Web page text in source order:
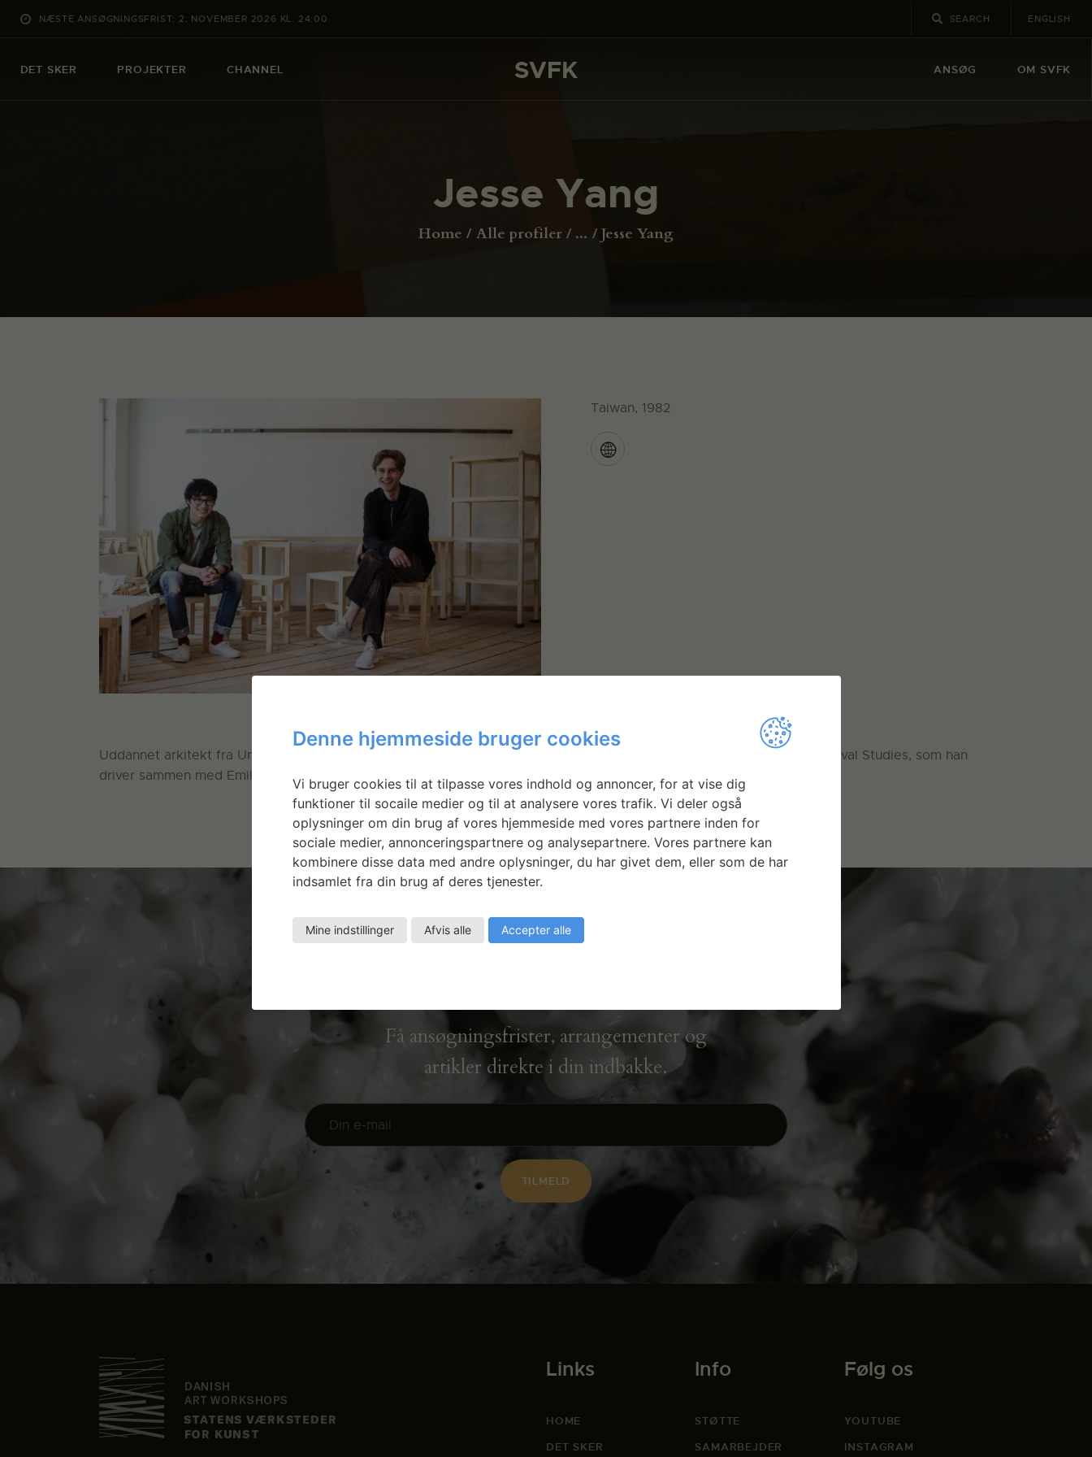
NÆSTE ANSØGNINGSFRIST: 2. NOVEMBER 2026 KL. 24:00 ENGLISH
DET SKER PROJEKTER CHANNEL SVFK ANSØG OM SVFK
Jesse Yang
Home Alle profiler ... Jesse Yang
SVFK
PROJEKTER
OM SVFK
ENGLISH
Taiwan, 1982
Uddannet arkitekt fra University of Tamkang i Taiwan og Cranbrook Academy of Arts, USA. En del af tegnestuen Archival Studies, som han
driver sammen med Emil Roman Frøge og Benas Burdulis.
Få ansøgningsfrister, arrangementer og
artikler direkte i din indbakke.
Links
HOME
DET SKER
Info
STØTTE
SAMARBEJDER
Følg os
YOUTUBE
INSTAGRAM
Denne hjemmeside bruger cookies
Vi bruger cookies til at tilpasse vores indhold og annoncer, for at vise dig
funktioner til socaile medier og til at analysere vores trafik. Vi deler også
oplysninger om din brug af vores hjemmeside med vores partnere inden for
sociale medier, annonceringspartnere og analysepartnere. Vores partnere kan
kombinere disse data med andre oplysninger, du har givet dem, eller som de har
indsamlet fra din brug af deres tjenester.
Mine indstillinger Afvis alle Accepter alle